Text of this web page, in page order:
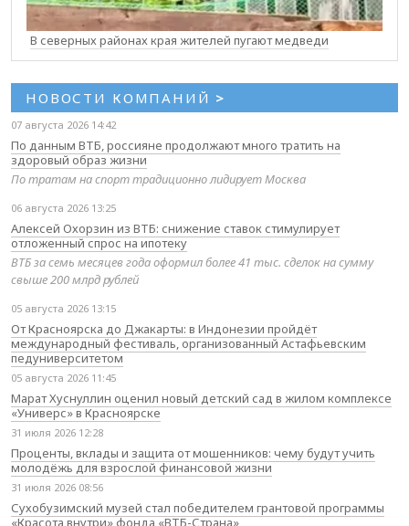
В северных районах края жителей пугают медведи
НОВОСТИ КОМПАНИЙ >
07 августа 2026 14:42
По данным ВТБ, россияне продолжают много тратить на
здоровый образ жизни
По тратам на спорт традиционно лидирует Москва
06 августа 2026 13:25
Алексей Охорзин из ВТБ: снижение ставок стимулирует
отложенный спрос на ипотеку
ВТБ за семь месяцев года оформил более 41 тыс. сделок на сумму
свыше 200 млрд рублей
05 августа 2026 13:15
От Красноярска до Джакарты: в Индонезии пройдёт
международный фестиваль, организованный Астафьевским
педуниверситетом
05 августа 2026 11:45
Марат Хуснуллин оценил новый детский сад в жилом комплексе
«Универс» в Красноярске
31 июля 2026 12:28
Проценты, вклады и защита от мошенников: чему будут учить
молодёжь для взрослой финансовой жизни
31 июля 2026 08:56
Сухобузимский музей стал победителем грантовой программы
«Красота внутри» фонда «ВТБ-Страна»